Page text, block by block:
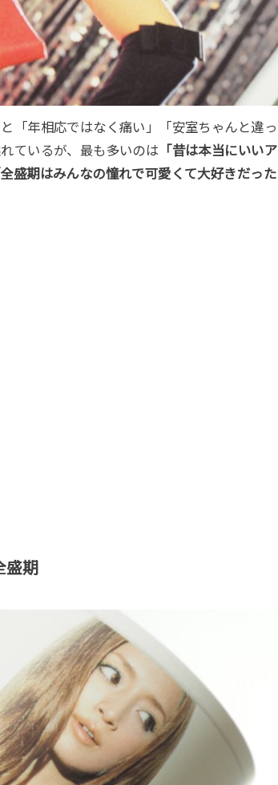
「年相応ではなく痛い」「安室ちゃんと違っ
ているが、最も多いのは 「昔は本当にいいア
盛期はみんなの憧れで可愛くて大好きだった
盛期